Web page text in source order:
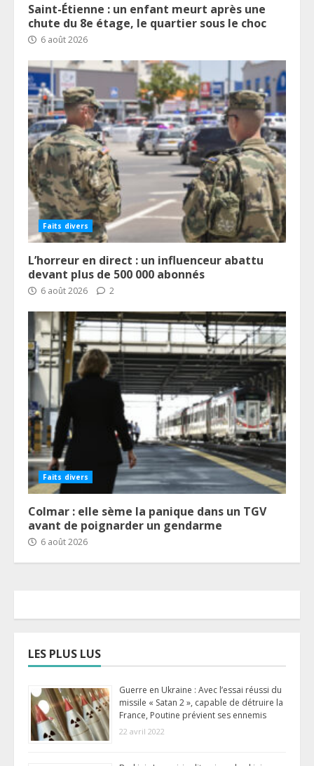
Saint-Étienne : un enfant meurt après une
chute du 8e étage, le quartier sous le choc
6 août 2026
Faits divers
L’horreur en direct : un influenceur abattu
devant plus de 500 000 abonnés
6 août 2026 2
Faits divers
Colmar : elle sème la panique dans un TGV
avant de poignarder un gendarme
6 août 2026
LES PLUS LUS
Guerre en Ukraine : Avec l’essai réussi du
missile « Satan 2 », capable de détruire la
France, Poutine prévient ses ennemis
22 avril 2022